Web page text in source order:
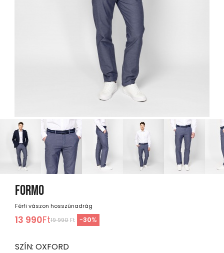
FORMO
Férfi vászon hosszúnadrág
13 990Ft19 990 Ft -30%
SZÍN: OXFORD